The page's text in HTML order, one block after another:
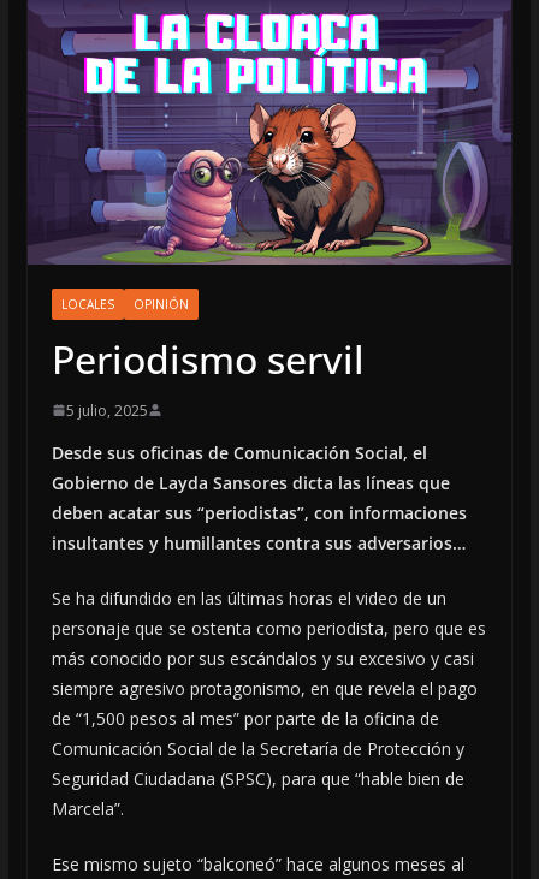
LOCALES OPINIÓN
Periodismo servil
5 julio, 2025
Desde sus oficinas de Comunicación Social, el
Gobierno de Layda Sansores dicta las líneas que
deben acatar sus “periodistas”, con informaciones
insultantes y humillantes contra sus adversarios…
Se ha difundido en las últimas horas el video de un
personaje que se ostenta como periodista, pero que es
más conocido por sus escándalos y su excesivo y casi
siempre agresivo protagonismo, en que revela el pago
de “1,500 pesos al mes” por parte de la oficina de
Comunicación Social de la Secretaría de Protección y
Seguridad Ciudadana (SPSC), para que “hable bien de
Marcela”.
Ese mismo sujeto “balconeó” hace algunos meses al